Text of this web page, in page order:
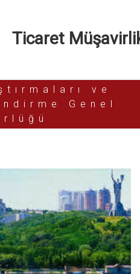
Ticaret
ve
Genel